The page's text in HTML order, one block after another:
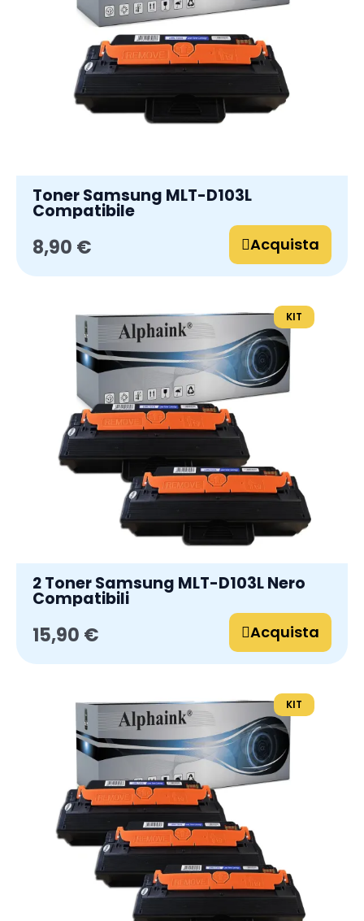
Toner Samsung MLT-D103L
Compatibile
8,90 € Acquista
KIT
2 Toner Samsung MLT-D103L Nero
Compatibili
15,90 € Acquista
KIT